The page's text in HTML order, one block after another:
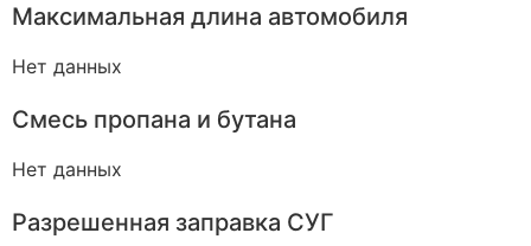
Максимальная длина автомобиля
Нет данных
Смесь пропана и бутана
Нет данных
Разрешенная заправка СУГ